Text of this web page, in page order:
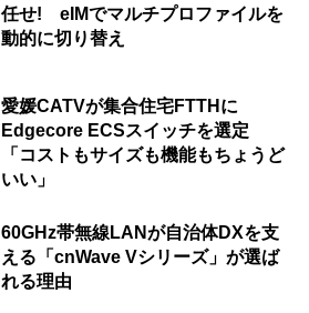
任せ! eIMでマルチプロファイルを
動的に切り替え
愛媛CATVが集合住宅FTTHに
Edgecore ECSスイッチを選定
「コストもサイズも機能もちょうど
いい」
60GHz帯無線LANが自治体DXを支
える「cnWave Vシリーズ」が選ば
れる理由